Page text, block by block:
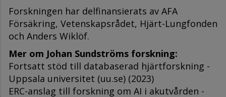
Forskningen har delfinansierats av AFA
Försäkring, Vetenskapsrådet, Hjärt-Lungfonden
och Anders Wiklöf.
Mer om Johan Sundströms forskning:
Fortsatt stöd till databaserad hjärtforskning -
Uppsala universitet (uu.se) (2023)
ERC-anslag till forskning om AI i akutvården -